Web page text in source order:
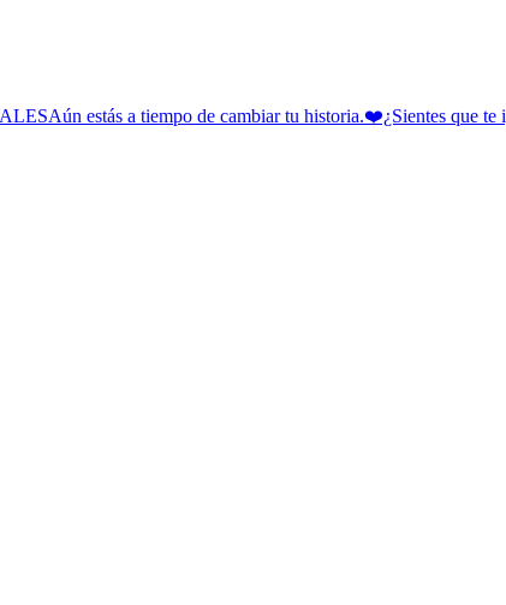
estás a tiempo de cambiar tu historia.❤️¿Sientes que